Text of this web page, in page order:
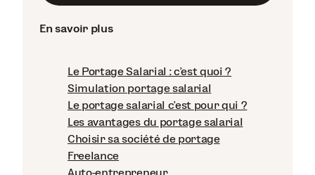
En savoir plus
Le Portage Salarial : c'est quoi ?
Simulation portage salarial
Le portage salarial c'est pour qui ?
Les avantages du portage salarial
Choisir sa société de portage
Freelance